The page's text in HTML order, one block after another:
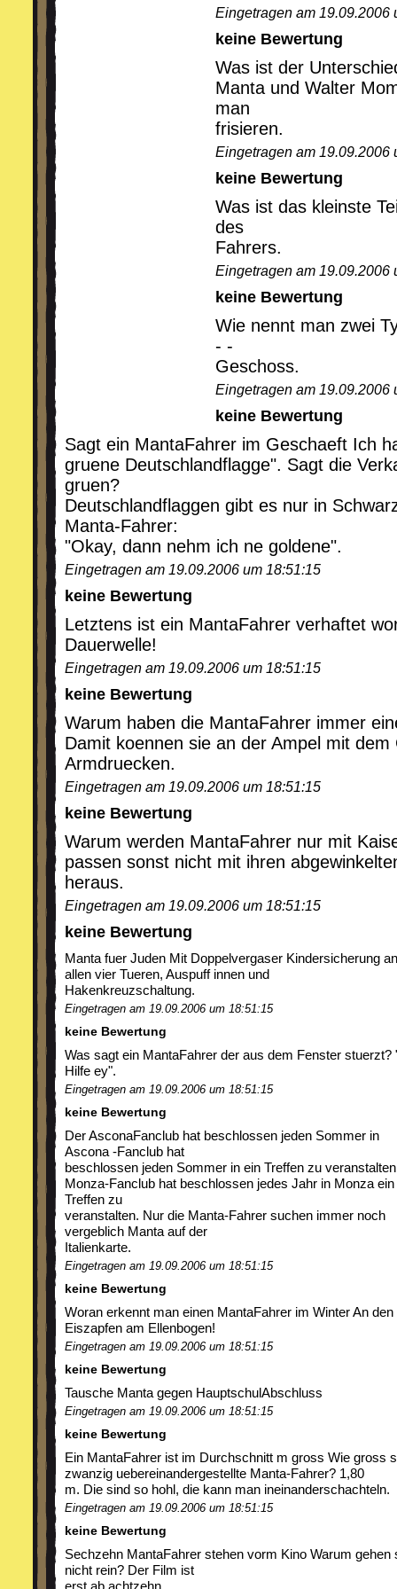
Eingetragen am 19.09.2006
keine Bewertung
Was ist der
Manta und Walter
man
frisieren.
Eingetragen am 19.09.2006
keine Bewertung
Was ist das kleinste
des
Fahrers.
Eingetragen am 19.09.2006
keine Bewertung
Wie nennt man zwei
- -
Geschoss.
Eingetragen am 19.09.2006
keine Bewertung
Sagt ein MantaFahrer im Geschaeft Ich
gruene Deutschlandflagge". Sagt die
gruen?
Deutschlandflaggen gibt es nur in
Manta-Fahrer:
"Okay, dann nehm ich ne goldene".
Eingetragen am 19.09.2006 um 18:51:15
keine Bewertung
Letztens ist ein MantaFahrer verhaftet
Dauerwelle!
Eingetragen am 19.09.2006 um 18:51:15
keine Bewertung
Warum haben die MantaFahrer immer
Damit koennen sie an der Ampel mit dem
Armdruecken.
Eingetragen am 19.09.2006 um 18:51:15
keine Bewertung
Warum werden MantaFahrer nur mit
passen sonst nicht mit ihren
heraus.
Eingetragen am 19.09.2006 um 18:51:15
keine Bewertung
Manta fuer Juden Mit Doppelvergaser Kindersicherung an
allen vier Tueren, Auspuff innen und
Hakenkreuzschaltung.
Eingetragen am 19.09.2006 um 18:51:15
keine Bewertung
Was sagt ein MantaFahrer der aus dem Fenster stuerzt?
Hilfe ey".
Eingetragen am 19.09.2006 um 18:51:15
keine Bewertung
Der AsconaFanclub hat beschlossen jeden Sommer in
Ascona -Fanclub hat
beschlossen jeden Sommer in ein Treffen zu
Monza-Fanclub hat beschlossen jedes Jahr in Monza ein
Treffen zu
veranstalten. Nur die Manta-Fahrer suchen immer noch
vergeblich Manta auf der
Italienkarte.
Eingetragen am 19.09.2006 um 18:51:15
keine Bewertung
Woran erkennt man einen MantaFahrer im Winter An den
Eiszapfen am Ellenbogen!
Eingetragen am 19.09.2006 um 18:51:15
keine Bewertung
Tausche Manta gegen HauptschulAbschluss
Eingetragen am 19.09.2006 um 18:51:15
keine Bewertung
Ein MantaFahrer ist im Durchschnitt m gross Wie gross
zwanzig uebereinandergestellte Manta-Fahrer? 1,80
m. Die sind so hohl, die kann man ineinanderschachteln.
Eingetragen am 19.09.2006 um 18:51:15
keine Bewertung
Sechzehn MantaFahrer stehen vorm Kino Warum gehen
nicht rein? Der Film ist
erst ab achtzehn.